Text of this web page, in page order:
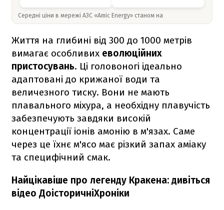
Середні ціни в мережі АЗС «Amic Energy» станом на
Життя на глибині від 300 до 1000 метрів
вимагає особливих еволюційних
пристосувань. Ці головоногі ідеально
адаптовані до крижаної води та
величезного тиску. Вони не мають
плавального міхура, а необхідну плавучість
забезпечують завдяки високій
концентрації іонів амонію в м'язах. Саме
через це їхнє м'ясо має різкий запах аміаку
та специфічний смак.
Найцікавіше про легенду Кракена: дивіться
відео ДоісторичніХроніки